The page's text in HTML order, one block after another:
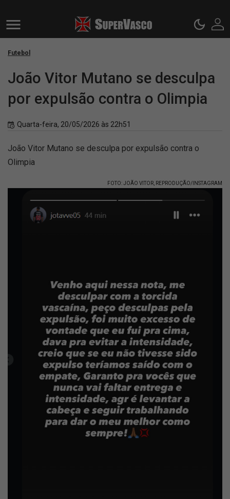
Futebol
João Vitor Mutano se desculpa
por expulsão contra o Olimpia
Quarta-feira, 20/05/2026 às 22h51
João Vitor Mutano se desculpa por expulsão contra o
Olimpia
FOTO: JOÃO VITOR, REPRODUÇÃO/INSTAGRAM